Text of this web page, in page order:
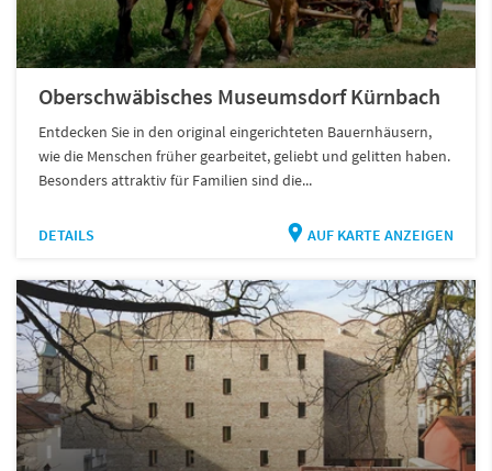
Oberschwäbisches Museumsdorf Kürnbach
Entdecken Sie in den original eingerichteten Bauernhäusern,
wie die Menschen früher gearbeitet, geliebt und gelitten haben.
Besonders attraktiv für Familien sind die...
DETAILS AUF KARTE ANZEIGEN